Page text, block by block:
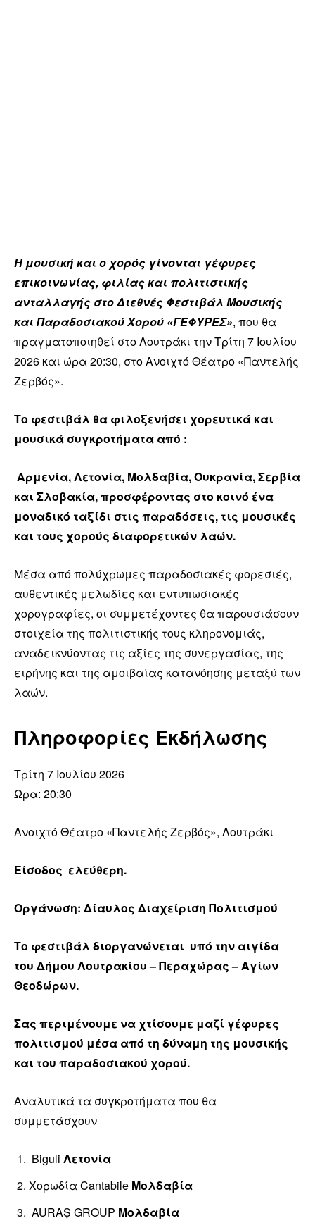
Η μουσική και ο χορός γίνονται γέφυρες
επικοινωνίας, φιλίας και πολιτιστικής
ανταλλαγής στο Διεθνές Φεστιβάλ Μουσικής
και Παραδοσιακού Χορού «ΓΕΦΥΡΕΣ», που θα
πραγματοποιηθεί στο Λουτράκι την Τρίτη 7 Ιουλίου
2026 και ώρα 20:30, στο Ανοιχτό Θέατρο «Παντελής
Ζερβός».
Το φεστιβάλ θα φιλοξενήσει χορευτικά και
μουσικά συγκροτήματα από :
Αρμενία, Λετονία, Μολδαβία, Ουκρανία, Σερβία
και Σλοβακία, προσφέροντας στο κοινό ένα
μοναδικό ταξίδι στις παραδόσεις, τις μουσικές
και τους χορούς διαφορετικών λαών.
Μέσα από πολύχρωμες παραδοσιακές φορεσιές,
αυθεντικές μελωδίες και εντυπωσιακές
χορογραφίες, οι συμμετέχοντες θα παρουσιάσουν
στοιχεία της πολιτιστικής τους κληρονομιάς,
αναδεικνύοντας τις αξίες της συνεργασίας, της
ειρήνης και της αμοιβαίας κατανόησης μεταξύ των
λαών.
Πληροφορίες Εκδήλωσης
Τρίτη 7 Ιουλίου 2026
Ώρα: 20:30
Ανοιχτό Θέατρο «Παντελής Ζερβός», Λουτράκι
Είσοδος ελεύθερη.
Οργάνωση: Δίαυλος Διαχείριση Πολιτισμού
Το φεστιβάλ διοργανώνεται υπό την αιγίδα
του Δήμου Λουτρακίου – Περαχώρας – Αγίων
Θεοδώρων.
Σας περιμένουμε να χτίσουμε μαζί γέφυρες
πολιτισμού μέσα από τη δύναμη της μουσικής
και του παραδοσιακού χορού.
Αναλυτικά τα συγκροτήματα που θα
συμμετάσχουν
Biguli Λετονία
Χορωδία Cantabile Μολδαβία
AURAȘ GROUP Μολδαβία